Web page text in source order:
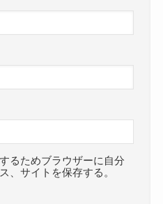
るためブラウザーに自分
、サイトを保存する。